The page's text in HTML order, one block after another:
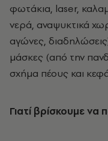
φωτάκια, laser,
νερά, αναψυκτικά
αγώνες,
μάσκες (από την
σχήμα πέους και
Γιατί βρίσκουμε